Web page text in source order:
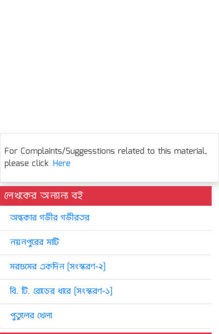
For Complaints/Suggesstions related to this material,
please click Here
লেখকের অন্যান্য বই
অন্ধকার গভীর গভীরতর
নয়নপুরের মাটি
মরশুমের একদিন [সংস্করণ-২]
বি. টি. রোডের ধারে [সংস্করণ-১]
পুতুলের খেলা